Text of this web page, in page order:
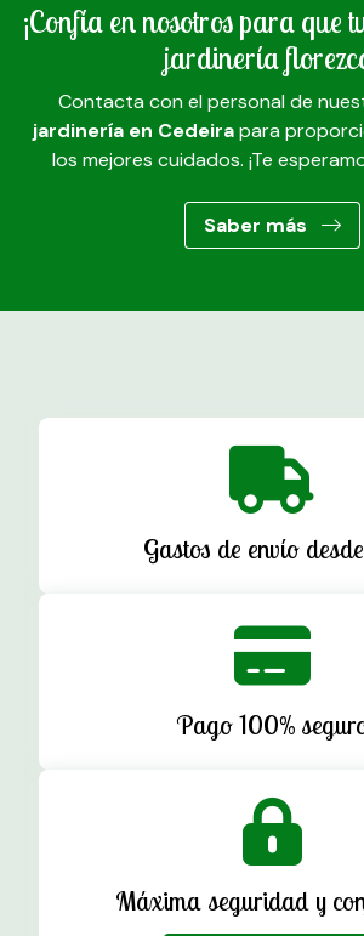
¡Confía en nosotros para que
jardinería
Contacta con el personal de
jardinería en Cedeirapara
los mejores cuidados. ¡Te
Saber más
Gastos de envío
Pago 100%
Máxima seguridad y